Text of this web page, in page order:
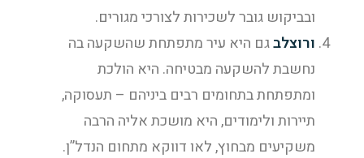
ובביקוש גובר לשכירות לצורכי מגורים.
ורוצלבגם היא עיר מתפתחת שהשקעה בה
נחשבת להשקעה מבטיחה. היא הולכת
ומתפתחת בתחומים רבים ביניהם – תעסוקה,
תיירות ולימודים, היא מושכת אליה הרבה
משקיעים מבחוץ, לאו דווקא מתחום הנדל”ן.